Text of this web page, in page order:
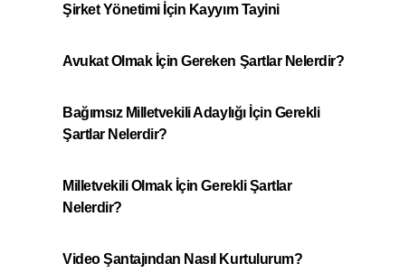
Şirket Yönetimi İçin Kayyım Tayini
Avukat Olmak İçin Gereken Şartlar Nelerdir?
Bağımsız Milletvekili Adaylığı İçin Gerekli
Şartlar Nelerdir?
Milletvekili Olmak İçin Gerekli Şartlar
Nelerdir?
Video Şantajından Nasıl Kurtulurum?